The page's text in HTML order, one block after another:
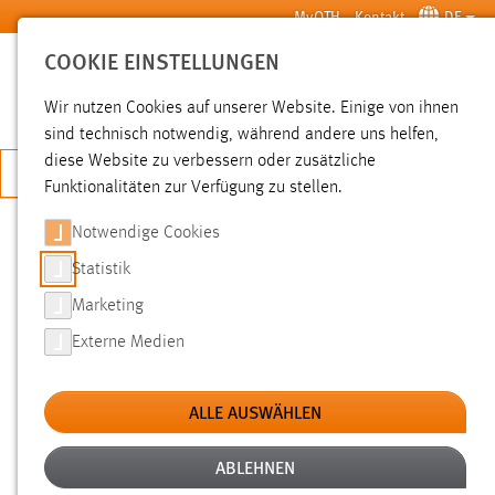
Zum Hauptinhalt springen MyOTH Kontakt DE
SUCHE
JETZT BEWERBEN
SUCHE
FILTER
Erstellungsdatum
SUCHEN
COOKIE EINSTELLUNGEN
Wir nutzen Cookies auf unserer Website. Einige von ihnen
sind technisch notwendig, während andere uns helfen,
diese Website zu verbessern oder zusätzliche
Funktionalitäten zur Verfügung zu stellen.
Notwendige Cookies
Statistik
Marketing
Externe Medien
ALLE AUSWÄHLEN
ABLEHNEN